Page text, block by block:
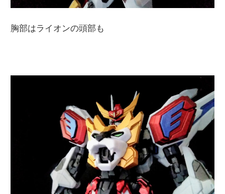
胸部はライオンの頭部も